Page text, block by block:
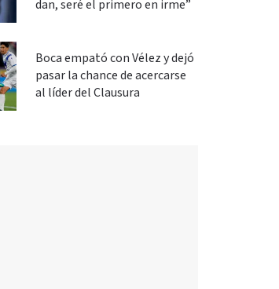
dan, seré el primero en irme”
Boca empató con Vélez y dejó
pasar la chance de acercarse
al líder del Clausura